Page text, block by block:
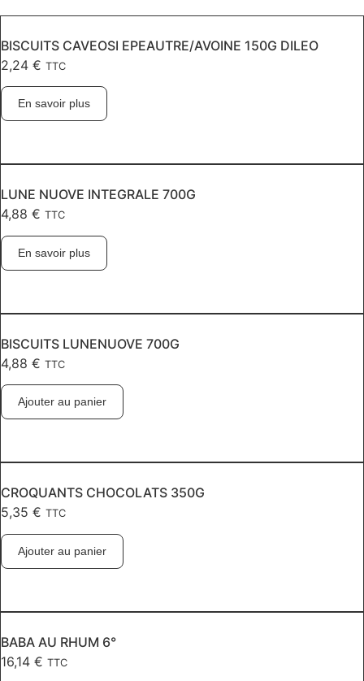
BISCUITS CAVEOSI EPEAUTRE/AVOINE 150G DILEO
2,24 € TTC
En savoir plus
LUNE NUOVE INTEGRALE 700G
4,88 € TTC
En savoir plus
BISCUITS LUNENUOVE 700G
4,88 € TTC
Ajouter au panier
CROQUANTS CHOCOLATS 350G
5,35 € TTC
Ajouter au panier
BABA AU RHUM 6°
16,14 € TTC